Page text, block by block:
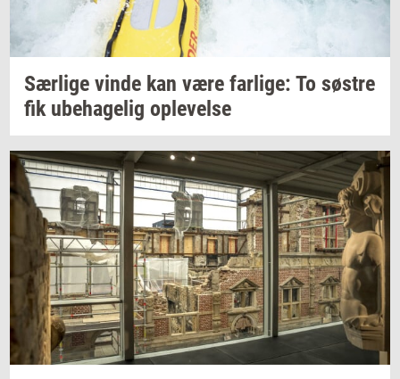
Sær­li­ge vinde kan være far­li­ge: To sø­stre
fik ube­ha­ge­lig op­le­vel­se